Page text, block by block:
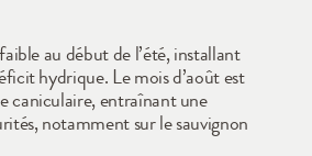
au début de l’été, installant
hydrique. Le mois d’août est
caniculaire, entraînant une
notamment sur le sauvignon